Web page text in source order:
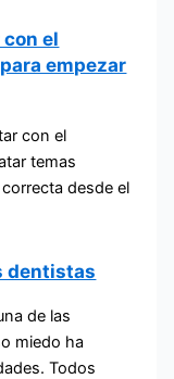
el
empezar
con el
temas
desde el
dentistas
de las
miedo ha
Todos